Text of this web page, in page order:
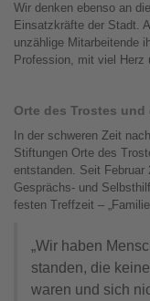
Wir denken ebenso an
Einsatzkräfte der Stadt.
unzählige Mitarbeitende
Profession, mit viel Herz
Orte des Trostes und
In der schweren Zeit
Stiftungen Orte des
entstanden. Seit Februar
Gesprächs- und
festen Treffzeit –
„Wir haben
standen, die
waren und sich